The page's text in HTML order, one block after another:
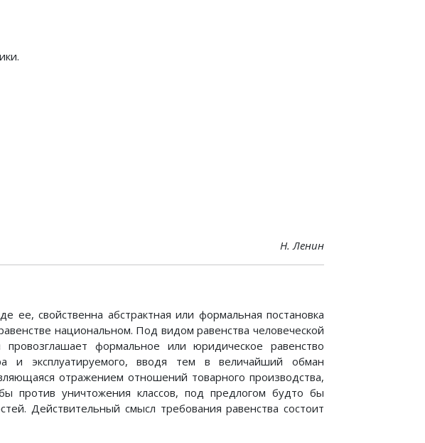
Н. Ленин
ее, свойственна абстрактная или формальная постановка
национальном. Под видом равенства человеческой
формальное или юридическое равенство
и эксплуатируемого, вводя тем в величайший обман
отражением отношений товарного производства,
против уничтожения классов, под предлогом будто бы
Действительный смысл требования равенства состоит